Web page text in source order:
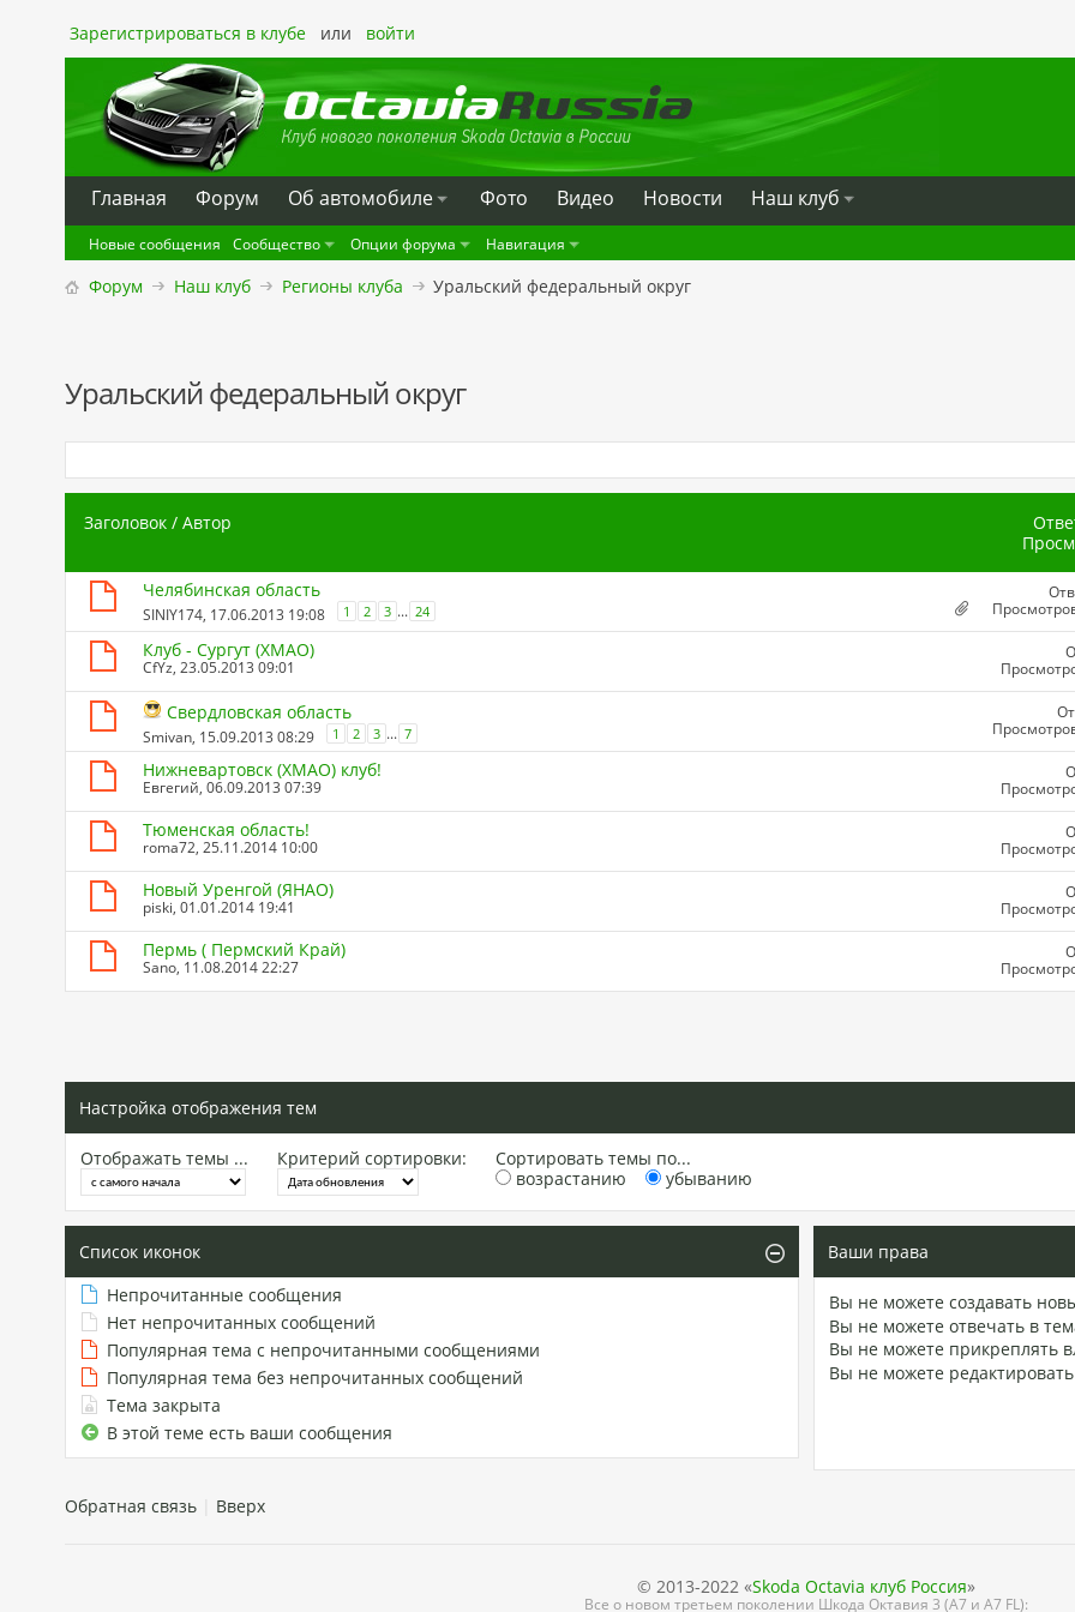
Зарегистрироваться в клубе или войти
Главная Форум Oб автомобиле Фото Видео Новости Наш клуб
Новые сообщения Сообщество Опции форума Навигация
Форум Наш клуб Регионы клуба Уральский федеральный округ
Уральский федеральный округ
Заголовок/ Автор
Челябинская область
SINIY174, 17.06.2013 19:08 1 2 3 ... 24
Клуб - Сургут (ХМАО)
CfYz, 23.05.2013 09:01
Свердловская область
Smivan, 15.09.2013 08:29 1 2 3 ... 7
Нижневартовск (ХМАО) клуб!
Евгегий, 06.09.2013 07:39
Тюменская область!
roma72, 25.11.2014 10:00
Новый Уренгой (ЯНАО)
piski, 01.01.2014 19:41
Пермь ( Пермский Край)
Sano, 11.08.2014 22:27
Настройка отображения тем
Отображать темы ... Критерий сортировки:
Сортировать темы по...
возрастанию
убыванию
Список иконок
Непрочитанные сообщения
Нет непрочитанных сообщений
Популярная тема с непрочитанными сообщениями
Популярная тема без непрочитанных сообщений
Тема закрыта
В этой теме есть ваши сообщения
Ваши права
Вы не можете создавать
Вы не можете отвечать в
Вы не можете прикреплять
Вы не можете
Обратная связь| Вверх
© 2013-2022 «Skoda Octavia клуб Россия»
Все о новом третьем поколении Шкода Октавия 3 (А7 и A7 FL):